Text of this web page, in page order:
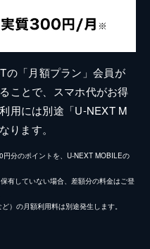
の「月額プラン」会員が
ことで、スマホ代がお得
用には別途「U-NEXT M
ります。
分のポイントを、U-NEXT MOBILEの
有していない場合、差額分の料金はご登
）の月額利用料は別途発生します。